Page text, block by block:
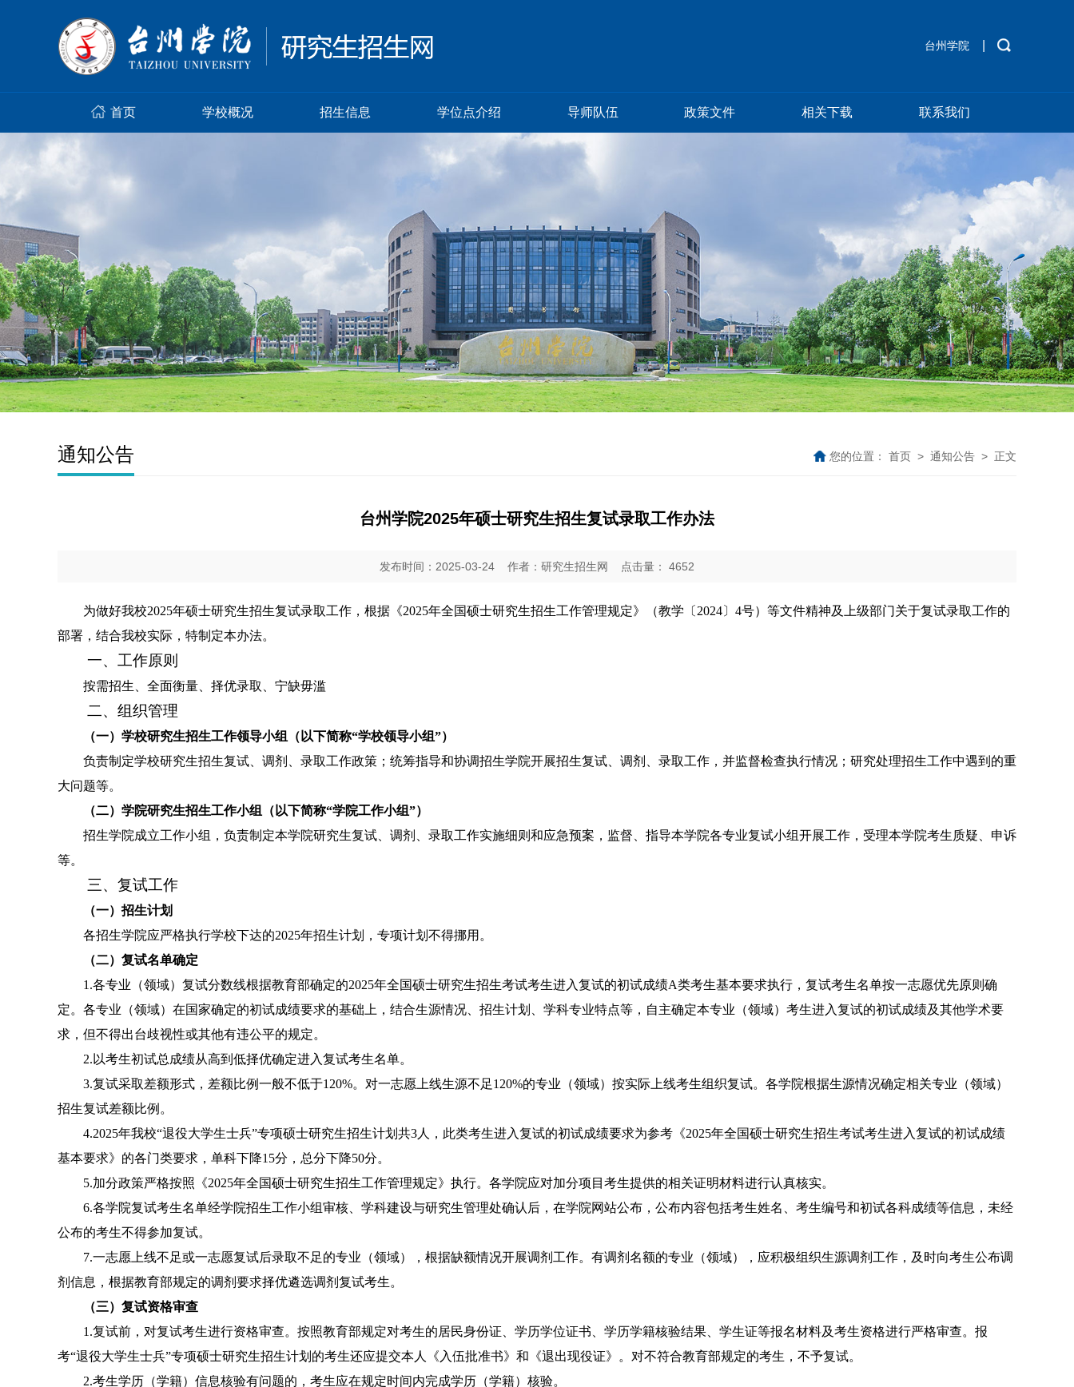
台州学院
首页 学校概况 招生信息 学位点介绍 导师队伍 政策文件 相关下载 联系我们
您的位置： 首页 > 通知公告 > 正文
通知公告
台州学院2025年硕士研究生招生复试录取工作办法
发布时间：2025-03-24 作者：研究生招生网 点击量： 4652
为做好我校2025年硕士研究生招生复试录取工作，根据《2025年全国硕士研究生招生工作管理规定》（教学〔 2024〕 4号）等文件精神及上级部门关于复试录取工作的
部署，结合我校实际，特制定本办法。
一、工作原则
按需招生 全面衡量 、择优录取 宁缺毋滥
二、组织管理
（一）学校研究生招生工作领导小组（以下简称“学校领导小组”）
负责制定学校研究生招生复试、调剂、录取工作政策；统筹指导和协调招生学院开展招生复试、调剂、录取工作，并监督检查执行情况；研究处理招生工作中遇到的重
大问题等。
（二）学院研究生招生工作小组（以下简称“学院工作小组”）
招生学院成立工作小组， 负责制定本学院研究生复试、调剂、录取工作实施细则和应急预案，监督、指导本学院各专业复试小组开展工作， 受理本学院考生质疑、申诉
等。
三、复试工作
（一）招生计划
各招生学院应严格执行学校下达的2025年招生计划， 专项计划不得挪用 。
（二）复试名单确定
1.各专业（领域）复试分数线根据教育部确定的2025年全国硕士研究生招生考试考生进入复试的初试成绩A类考生基本要求执行，复试考生名单按一志愿优先原则确
定。 各专业（领域）在国家确定的初试成绩要求的基础上，结合生源情况、招生计划、学科专业特点等，自主确定本专业（领域）考生进入复试的初试成绩及其他学术要
求，但不得出台歧视性或其他有违公平的规定。
2. 以考生初试总成绩从高到低择优确定进入复试考生名单。
3.复试采取差额形式，差额比例一般不低于120%。对一志愿上线生源不足120%的专业（领域）按实际上线考生组织复试。 各学院根据生源情况确定相关专业（领域）
招生复试差额比例。
4.2025年我校“退役大学生士兵”专项硕士研究生招生计划共3人，此类考生进入复试的初试成绩要求为参考《2025年全国硕士研究生招生考试考生进入复试的初试成绩
基本要求》的各门类要求，单科下降1 5分，总分下降50分。
5.加分政策严格按照《2025年全国硕士研究生招生工作管理规定》执行。各学院应对加分项目考生提供的相关证明材料进行认真核实。
6.各学院复试考生名单经学院招生工作小组审核、学科建设与研究生管理处确认后，在学院网站公布，公布内容包括考生姓名、考生编号和初试各科成绩等信息，未经
公布的考生不得参加复试。
7.一志愿上线不足或一志愿复试后录取不足的专业（领域），根据缺额情况开展调剂工作。有调剂名额的专业（领域），应积极组织生源调剂工作，及时向考生公布调
剂信息，根据教育部规定的调剂要求择优遴选调剂复试考生。
（三）复试资格审查
1.复试前，对复试考生进行资格审查。按照教育部规定对考生的居民身份证、学历学位证书、学历学籍核验结果、学生证等报名材料及考生资格进行严格审查。报
考“退役大学生士兵”专项硕士研究生招生计划的考生还应提交本人《入伍批准书》和《退出现役证》。对不符合教育部规定的考生，不予复试。
2.考生学历（学籍）信息核验有问题的，考生应在规定时间内完成学历（学籍）核验。